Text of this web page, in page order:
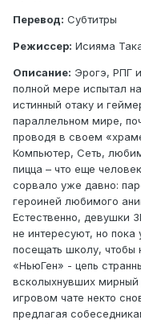
Перевод: Субтитры
Режиссер: Исияма
Описание: Эрогэ, РПГ
полной мере испытал
истинный отаку и
параллельном мире,
проводя в своем
Компьютер, Сеть,
пицца – что еще
сорвало уже давно:
героиней любимого
Естественно, девушки
не интересуют, но пока
посещать школу,
«НьюГен» - цепь
всколыхнувших
игровом чате некто
предлагая